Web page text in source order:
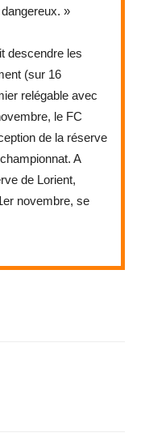
»
descendre les
(sur 16
relégable avec
le FC
de la réserve
A
de Lorient,
novembre, se